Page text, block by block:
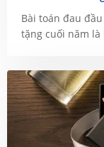
Bài toán đau
tặng cuối năm là